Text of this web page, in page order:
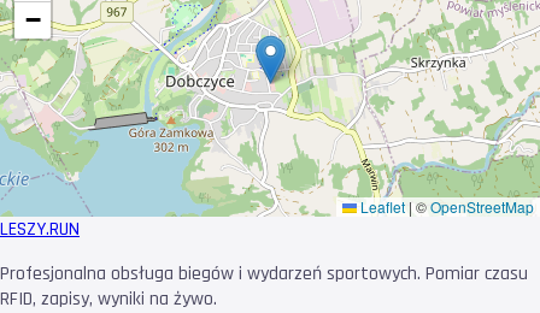
−
Leaflet | ©OpenStreetMap
LESZY.RUN
Profesjonalna obsługa biegów i wydarzeń sportowych. Pomiar czasu
RFID, zapisy, wyniki na żywo.